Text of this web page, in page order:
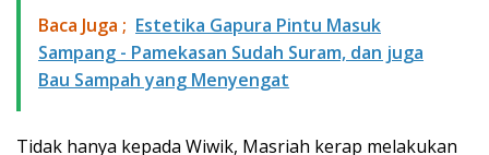
Baca Juga ; Estetika Gapura Pintu Masuk
Sampang - Pamekasan Sudah Suram, dan juga
Bau Sampah yang Menyengat
Tidak hanya kepada Wiwik, Masriah kerap melakukan